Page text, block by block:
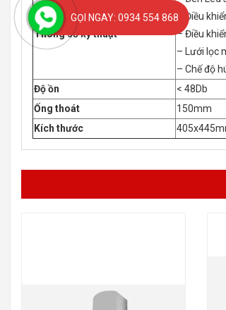
Thông số kỹ thuật
– Điều
– Điều
– Lưới lọc
– Chế độ
Độ ồn
< 48Db
Ống thoát
150mm
Kích thước
GỌI NGAY: 0934 554 868